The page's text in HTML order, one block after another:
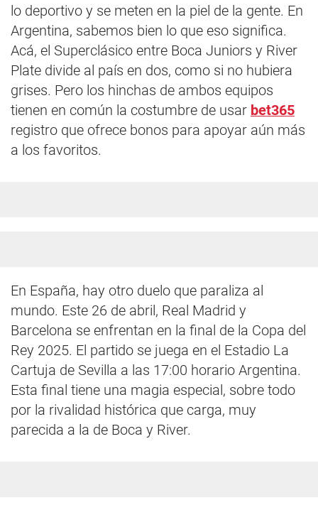
lo deportivo y se meten en la piel de la gente. En
Argentina, sabemos bien lo que eso significa.
Acá, el Superclásico entre Boca Juniors y River
Plate divide al país en dos, como si no hubiera
grises. Pero los hinchas de ambos equipos
tienen en común la costumbre de usar bet365
registro que ofrece bonos para apoyar aún más
a los favoritos.
En España, hay otro duelo que paraliza al
mundo. Este 26 de abril, Real Madrid y
Barcelona se enfrentan en la final de la Copa del
Rey 2025. El partido se juega en el Estadio La
Cartuja de Sevilla a las 17:00 horario Argentina.
Esta final tiene una magia especial, sobre todo
por la rivalidad histórica que carga, muy
parecida a la de Boca y River.